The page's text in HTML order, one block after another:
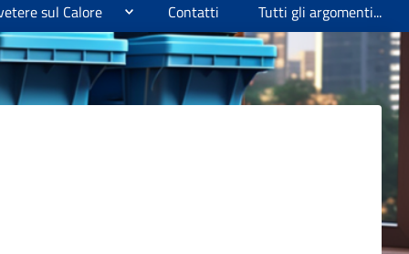
sul Calore Contatti Tutti gli argomenti...